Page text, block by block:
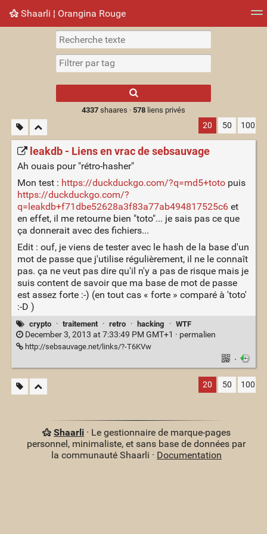
Shaarli ¦ Orangina Rouge
Nuage de tags Mur d'images
results.
4337shaares · 578liens privés
20 50 100
leakdb - Liens en vrac de sebsauvage
Ah ouais pour "rétro-hasher"
Mon test : https://duckduckgo.com/?q=md5+totopuis
https://duckduckgo.com/?
q=leakdb+f71dbe52628a3f83a77ab494817525c6et
en effet, il me retourne bien "toto"... je sais pas ce que
ça donnerait avec des fichiers...
Edit : ouf, je viens de tester avec le hash de la base d'un
mot de passe que j'utilise régulièrement, il ne le connaît
pas. ça ne veut pas dire qu'il n'y a pas de risque mais je
suis content de savoir que ma base de mot de passe
est assez forte :-) (en tout cas « forte » comparé à 'toto'
:-D )
crypto · traitement · retro · hacking · WTF
December 3, 2013 at 7:33:49 PM GMT+1 · permalien
http://sebsauvage.net/links/?-T6KVw
·
20 50 100
Shaarli· Le gestionnaire de marque-pages
personnel, minimaliste, et sans base de données par
la communauté Shaarli · Documentation